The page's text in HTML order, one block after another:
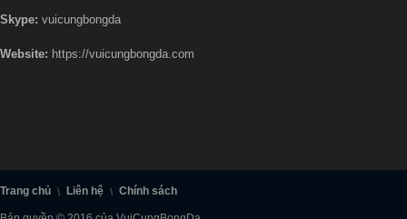
Skype: vuicungbongda
Website: https://vuicungbongda.com
Trang chủ Liên hệ Chính sách